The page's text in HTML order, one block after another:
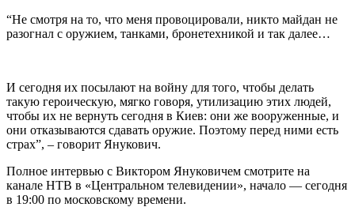
“Не смотря на то, что меня провоцировали, никто майдан не
разогнал с оружием, танками, бронетехникой и так далее…
И сегодня их посылают на войну для того, чтобы делать
такую героическую, мягко говоря, утилизацию этих людей,
чтобы их не вернуть сегодня в Киев: они же вооруженные, и
они отказываются сдавать оружие. Поэтому перед ними есть
страх”, – говорит Янукович.
Полное интервью с Виктором Януковичем смотрите на
канале НТВ в «Центральном телевидении», начало — сегодня
в 19:00 по московскому времени.